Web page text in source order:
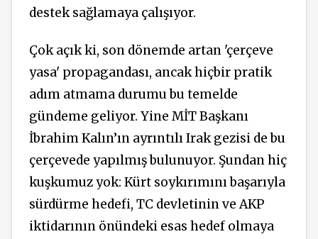
destek sağlamaya çalışıyor.
Çok açık ki, son dönemde artan 'çerçeve
yasa' propagandası, ancak hiçbir pratik
adım atmama durumu bu temelde
gündeme geliyor. Yine MİT Başkanı
İbrahim Kalın’ın ayrıntılı Irak gezisi de bu
çerçevede yapılmış bulunuyor. Şundan hiç
kuşkumuz yok: Kürt soykırımını başarıyla
sürdürme hedefi, TC devletinin ve AKP
iktidarının önündeki esas hedef olmaya